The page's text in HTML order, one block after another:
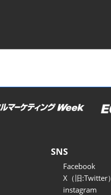
SNS
Facebook
X（旧:Twitter）
instagram